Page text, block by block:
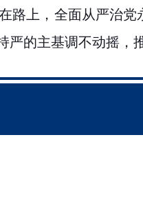
路上，全面从严治
严的主基调不动摇